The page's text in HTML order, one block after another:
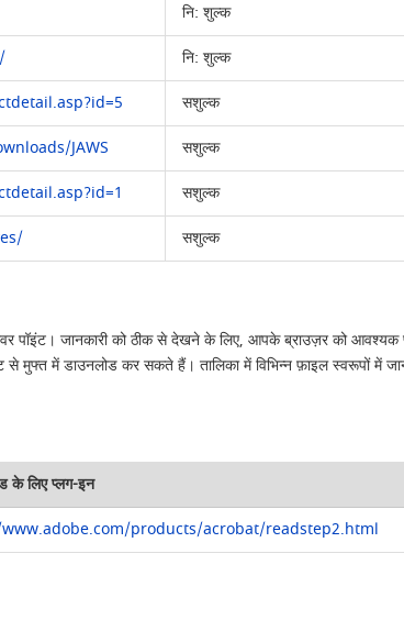
नि: शुल्क
नि: शुल्क
सशुल्क
JAWS
सशुल्क
सशुल्क
सशुल्क
पॉइंट। जानकारी को ठीक से देखने के लिए, आपके ब्राउज़र को
में डाउनलोड कर सकते हैं। तालिका में विभिन्न फ़ाइल स्वरूपों में
के लिए प्लग-इन
products/acrobat/readstep2.html